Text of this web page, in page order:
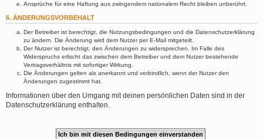
Ansprüche für eine Haftung aus zwingendem nationalem Recht bleiben unberührt.
6. ÄNDERUNGSVORBEHALT
Der Betreiber ist berechtigt, die Nutzungsbedingungen und die Datenschutzerklärung
zu ändern. Die Änderung wird dem Nutzer per E-Mail mitgeteilt.
Der Nutzer ist berechtigt, den Änderungen zu widersprechen. Im Falle des
Widerspruchs erlischt das zwischen dem Betreiber und dem Nutzer bestehende
Vertragsverhältnis mit sofortiger Wirkung.
Die Änderungen gelten als anerkannt und verbindlich, wenn der Nutzer den
Änderungen zugestimmt hat.
Informationen über den Umgang mit deinen persönlichen Daten sind in der
Datenschutzerklärung enthalten.